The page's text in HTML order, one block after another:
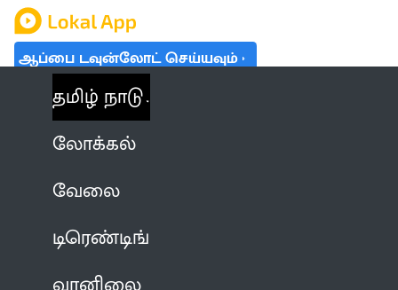
ஆப்பை டவுன்லோட் செய்யவும்
தமிழ் நாடு
லோக்கல்
வேலை
டிரெண்டிங்